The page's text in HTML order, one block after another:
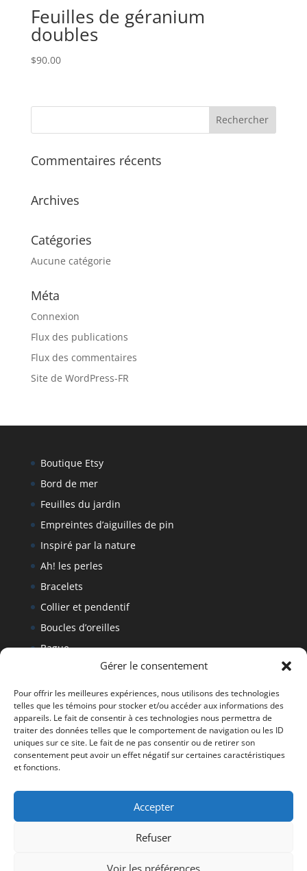
Gérer le consentement
Pour offrir les meilleures expériences, nous utilisons des technologies
telles que les témoins pour stocker et/ou accéder aux informations des
appareils. Le fait de consentir à ces technologies nous permettra de
traiter des données telles que le comportement de navigation ou les ID
uniques sur ce site. Le fait de ne pas consentir ou de retirer son
consentement peut avoir un effet négatif sur certaines caractéristiques
et fonctions.
Accepter
Refuser
Voir les préférences
Feuilles de géranium
doubles
$90.00
Commentaires récents
Archives
Catégories
Aucune catégorie
Méta
Connexion
Flux des publications
Flux des commentaires
Site de WordPress-FR
Boutique Etsy
Bord de mer
Feuilles du jardin
Empreintes d’aiguilles de pin
Inspiré par la nature
Ah! les perles
Bracelets
Collier et pendentif
Boucles d’oreilles
Bague
Politique de retour
Tous droits réservés Denise Fournier 2019